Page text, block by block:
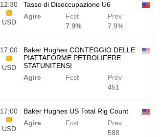
12:30
USD
Tasso di Disoccupazione U6
Agire
Fcst
7.9%
Prev
7.9%
17:00
USD
Baker Hughes CONTEGGIO DELLE
PIATTAFORME PETROLIFERE
STATUNITENSI
Agire
Fcst
Prev
451
17:00
USD
Baker Hughes US Total Rig Count
Agire
Fcst
Prev
588